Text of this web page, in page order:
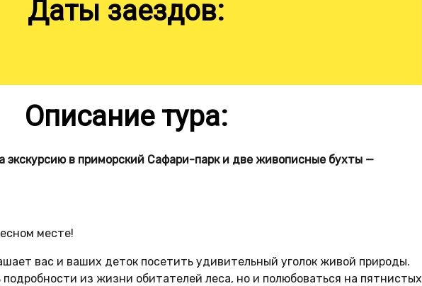
Даты заездов:
Описание тура:
в приморский Сафари-парк и две живописные бухты —
месте!
вас и ваших деток посетить удивительный уголок живой природы.
из жизни обитателей леса, но и полюбоваться на пятнистых